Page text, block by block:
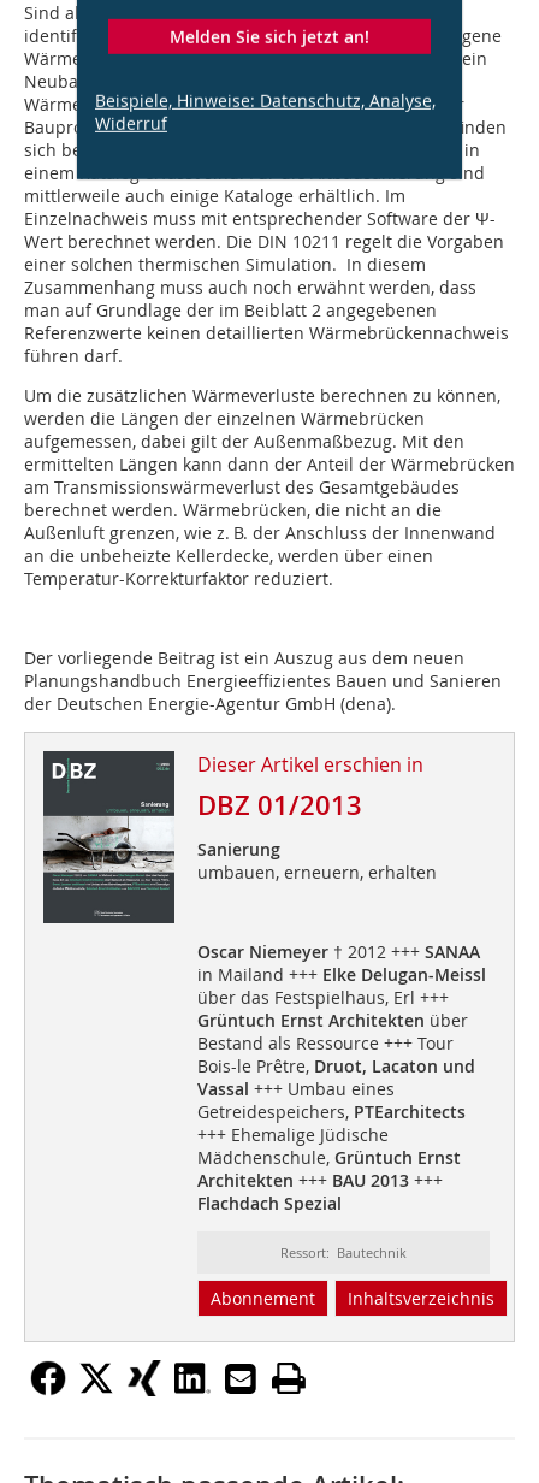
Sind alle am Gebäude vorhandenen Wärmebrücken
identifiziert, muss im nächsten Schritt der längenbezogene
Wärmedurchgangskoeffizient Ψ ermittelt werden. Für ein
Neubauvorhaben stehen hierfür zahlreiche
Wärmebrückenkataloge von Herstellern verschiedener
Bauprodukte als Hilfsmittel zur Verfügung. Trotzdem finden
sich bei nahezu jedem Bauvorhaben Details, die nicht in
einem Katalog erfasst sind. Für die Altbausanierung sind
mittlerweile auch einige Kataloge erhältlich. Im
Einzelnachweis muss mit entsprechender Software der Ψ-
Wert berechnet werden. Die DIN 10211 regelt die Vorgaben
einer solchen thermischen Simulation. In diesem
Zusammenhang muss auch noch erwähnt werden, dass
man auf Grundlage der im Beiblatt 2 angegebenen
Referenzwerte keinen detaillierten Wärmebrückennachweis
führen darf.
Um die zusätzlichen Wärmeverluste berechnen zu können,
werden die Längen der einzelnen Wärmebrücken
aufgemessen, dabei gilt der Außenmaßbezug. Mit den
ermittelten Längen kann dann der Anteil der Wärmebrücken
am Transmissionswärmeverlust des Gesamtgebäudes
berechnet werden. Wärmebrücken, die nicht an die
Außenluft grenzen, wie z. B. der Anschluss der Innenwand
an die unbeheizte Kellerdecke, werden über einen
Temperatur-Korrekturfaktor reduziert.
Der vorliegende Beitrag ist ein Auszug aus dem neuen
Planungshandbuch Energieeffizientes Bauen und Sanieren
der Deutschen Energie-Agentur GmbH (dena).
Dieser Artikel erschien in
DBZ 01/2013
Sanierung
umbauen, erneuern, erhalten
Oscar Niemeyer† 2012 +++ SANAA
in Mailand +++ Elke Delugan-Meissl
über das Festspielhaus, Erl +++
Grüntuch Ernst Architekten über
Bestand als Ressource +++ Tour
Bois-le Prêtre, Druot, Lacaton und
Vassal +++ Umbau eines
Getreidespeichers, PTEarchitects
+++ Ehemalige Jüdische
Mädchenschule, Grüntuch Ernst
Architekten +++ BAU 2013+++
Flachdach Spezial
Ressort: Bautechnik
Abonnement Inhaltsverzeichnis
Melden Sie sich jetzt an!
Beispiele, Hinweise: Datenschutz, Analyse,
Widerruf